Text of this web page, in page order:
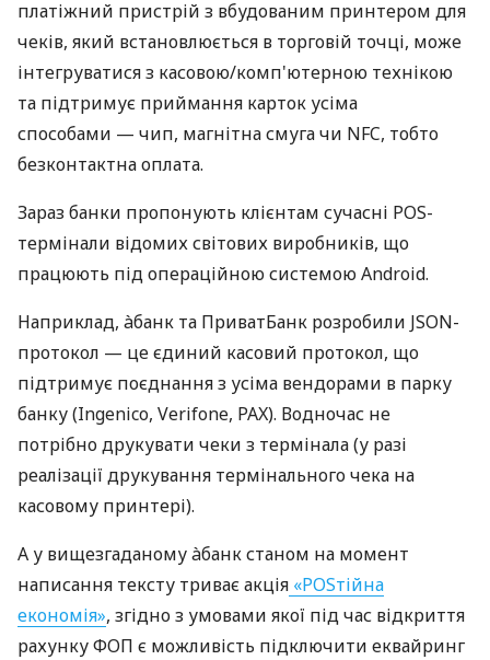
платіжний пристрій з вбудованим принтером для
чеків, який встановлюється в торговій точці, може
інтегруватися з касовою/комп'ютерною технікою
та підтримує приймання карток усіма
способами — чип, магнітна смуга чи NFC, тобто
безконтактна оплата.
Зараз банки пропонують клієнтам сучасні POS-
термінали відомих світових виробників, що
працюють під операційною системою Android.
Наприклад, àбанк та ПриватБанк розробили JSON-
протокол — це єдиний касовий протокол, що
підтримує поєднання з усіма вендорами в парку
банку (Ingenico, Verifone, PAX). Водночас не
потрібно друкувати чеки з термінала (у разі
реалізації друкування термінального чека на
касовому принтері).
А у вищезгаданому àбанк станом на момент
написання тексту триває акція «POSтійна
економія», згідно з умовами якої під час відкриття
рахунку ФОП є можливість підключити еквайринг